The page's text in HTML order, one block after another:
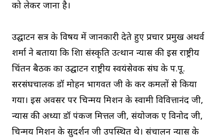
को लेकर जाना है।
उद्घाटन सत्र के विषय में जानकारी देते हुए प्रचार प्रमुख अथर्व
शर्मा ने बताया कि शिक्षा संस्कृति उत्थान न्यास की इस राष्ट्रीय
चिंतन बैठक का उद्घाटन राष्ट्रीय स्वयंसेवक संघ के प.पू.
सरसंघचालक डॉ मोहन भागवत जी के कर कमलों से किया
गया। इस अवसर पर चिन्मय मिशन के स्वामी विवित्तानंद जी,
न्यास की अध्यक्षा डॉ पंकज मित्तल जी, संयोजक ए विनोद जी,
चिन्मय मिशन के सुदर्शन जी उपस्थित थे। संचालन न्यास के